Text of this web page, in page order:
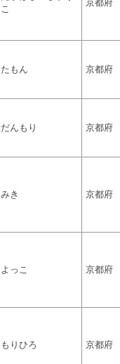
こ
京都府
たもん 京都府
だんもり 京都府
みき 京都府
よっこ 京都府
もりひろ 京都府